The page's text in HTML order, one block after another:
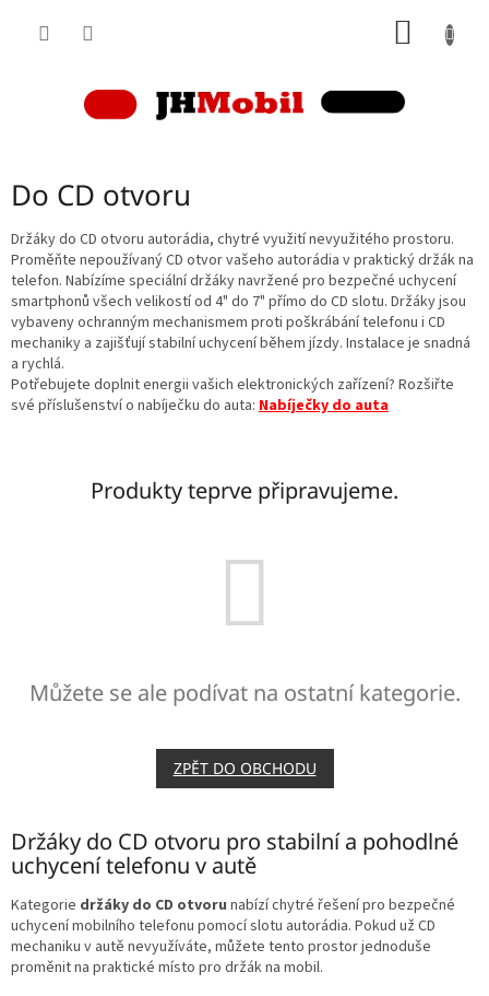
Do CD otvoru
Držáky do CD otvoru autorádia, chytré využití nevyužitého prostoru.
Proměňte nepoužívaný CD otvor vašeho autorádia v praktický držák na
telefon. Nabízíme speciální držáky navržené pro bezpečné uchycení
smartphonů všech velikostí od 4" do 7" přímo do CD slotu. Držáky jsou
vybaveny ochranným mechanismem proti poškrábání telefonu i CD
mechaniky a zajišťují stabilní uchycení během jízdy. Instalace je snadná
a rychlá.
Potřebujete doplnit energii vašich elektronických zařízení? Rozšiřte
své příslušenství o nabíječku do auta: Nabíječky do auta
Produkty teprve připravujeme.
Můžete se ale podívat na ostatní kategorie.
ZPĚT DO OBCHODU
Držáky do CD otvoru pro stabilní a pohodlné
uchycení telefonu v autě
Kategorie držáky do CD otvoru nabízí chytré řešení pro bezpečné
uchycení mobilního telefonu pomocí slotu autorádia. Pokud už CD
mechaniku v autě nevyužíváte, můžete tento prostor jednoduše
proměnit na praktické místo pro držák na mobil.